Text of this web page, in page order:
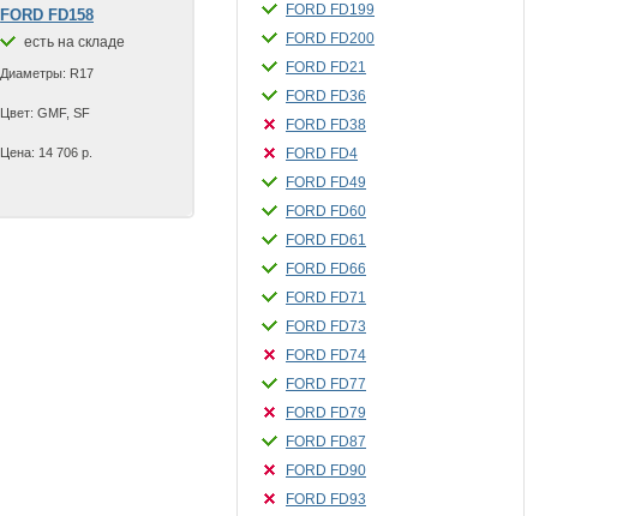
FORD FD199
FORD FD200
FORD FD21
FORD FD36
FORD FD38
FORD FD4
FORD FD49
FORD FD60
FORD FD61
FORD FD66
FORD FD71
FORD FD73
FORD FD74
FORD FD77
FORD FD79
FORD FD87
FORD FD90
FORD FD93
FORD FD158
есть на складе
Диаметры: R17
Цвет: GMF, SF
Цена: 14 706 р.